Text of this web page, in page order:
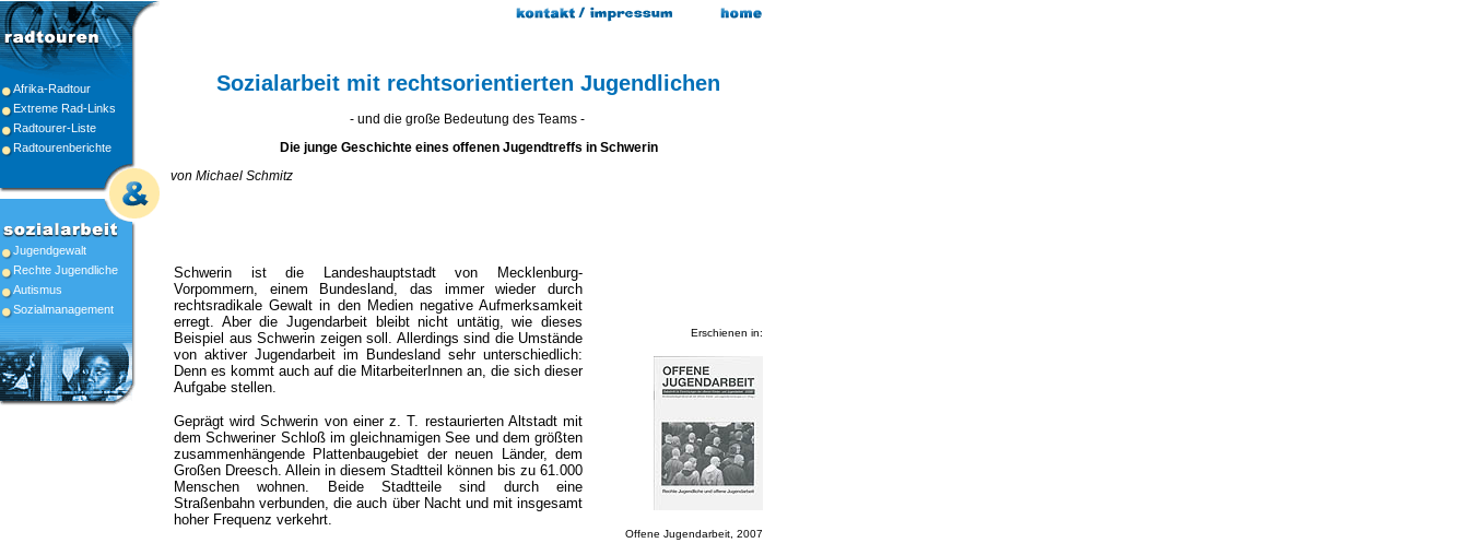
Afrika-Radtour
Extreme Rad-Links
Radtourer-Liste
Radtourenberichte
Jugendgewalt
Rechte Jugendliche
Autismus
Sozialmanagement
Sozialarbeit mit rechtsorientierten Jugendlichen
- und die große Bedeutung des Teams -
Die junge Geschichte eines offenen Jugendtreffs in Schwerin
von Michael Schmitz
Schwerin ist die Landeshauptstadt von Mecklenburg-
Vorpommern, einem Bundesland, das immer wieder durch
rechtsradikale Gewalt in den Medien negative Aufmerksamkeit
erregt. Aber die Jugendarbeit bleibt nicht untätig, wie dieses
Beispiel aus Schwerin zeigen soll. Allerdings sind die Umstände
von aktiver Jugendarbeit im Bundesland sehr unterschiedlich:
Denn es kommt auch auf die MitarbeiterInnen an, die sich dieser
Aufgabe stellen.
Geprägt wird Schwerin von einer z. T. restaurierten Altstadt mit
dem Schweriner Schloß im gleichnamigen See und dem größten
zusammenhängende Plattenbaugebiet der neuen Länder, dem
Großen Dreesch. Allein in diesem Stadtteil können bis zu 61.000
Menschen wohnen. Beide Stadtteile sind durch eine
Straßenbahn verbunden, die auch über Nacht und mit insgesamt
hoher Frequenz verkehrt.
Erschienen in:
Offene Jugendarbeit, 2007